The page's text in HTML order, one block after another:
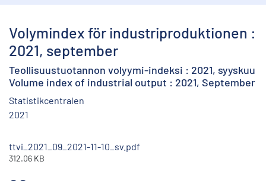
Volymindex för industriproduktionen :
2021, september
Teollisuustuotannon volyymi-indeksi : 2021, syyskuu
Volume index of industrial output : 2021, September
Statistikcentralen
2021
ttvi_2021_09_2021-11-10_sv.pdf
312.06 KB